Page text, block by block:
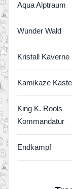
Aqua Alptraum
Wunder Wald
Kristall Kaverne
Kamikaze
King K. Rools
Kommandatur
Endkampf